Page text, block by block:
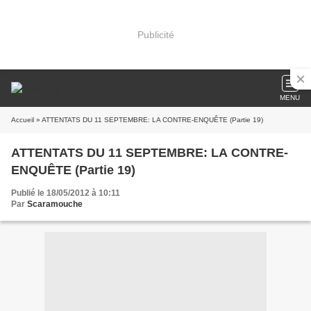
Publicité
MENU
Accueil » ATTENTATS DU 11 SEPTEMBRE: LA CONTRE-ENQUÊTE (Partie 19)
ATTENTATS DU 11 SEPTEMBRE: LA CONTRE-
ENQUÊTE (Partie 19)
Publié le 18/05/2012 à 10:11
Par Scaramouche